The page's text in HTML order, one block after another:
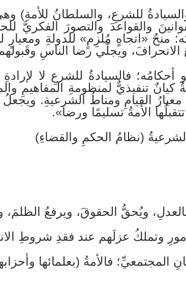
للشرعِ، والسلطانُ للأمةِ)
والقواعدَ والتصورَ الفكريَّ
منحُ «اتجاهٍ مُلزِمٍ» للدولةِ ومعيارٍ
الانحرافَ، ويجلّي رضا الناسِ
أحكامُه؛ فالسيادةُ للشرعِ لا
كيانٌ تنفيذيٌّ لمنظومةِ المفاهيمِ
القيامِ ومناطُ الشرعيةِ.
الأمةُ تسليمًا ورضا».
الشرعيةُ (نظامُ الحكمِ والقضاءِ)
ويُحقُّ الحقوقَ، ويرفعُ الظلمَ،
وتملكُ عزلَهم عند فقدِ شروطِ
المجتمعيِّ؛ فالأمةُ (بعلمائها